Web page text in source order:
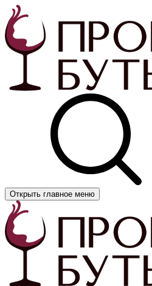
Открыть главное меню